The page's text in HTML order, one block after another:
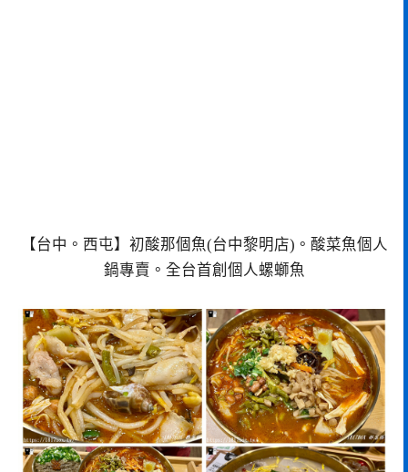
【台中。西屯】初酸那個魚(台中黎明店)。酸菜魚個人
鍋專賣。全台首創個人螺螄魚